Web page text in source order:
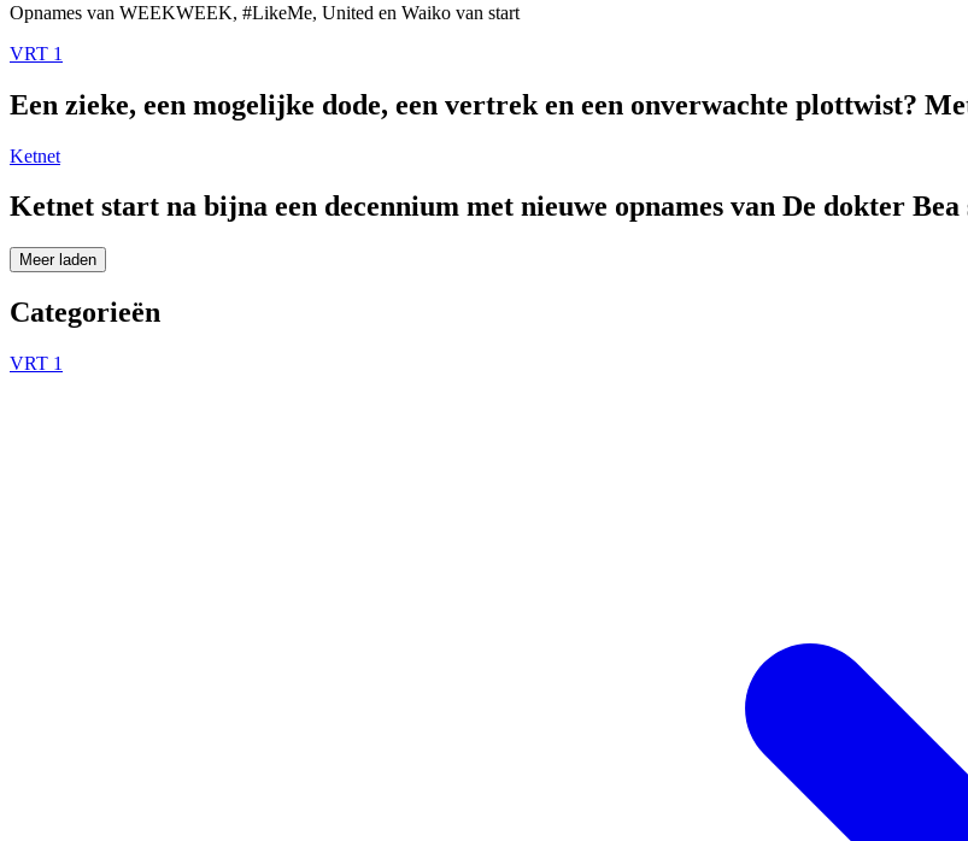
Opnames van WEEKWEEK, #LikeMe, United en Waiko van start
VRT 1
Een zieke, een mogelijke dode, een vertrek en een onverwachte plottwist?
Ketnet
Ketnet start na bijna een decennium met nieuwe opnames van De dokter Bea
Meer laden
Categorieën
VRT 1